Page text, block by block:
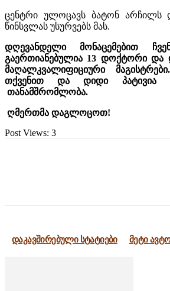
ცენტრი ულოცავს ბატონ არჩილს
წინსვლას უსურვებს მას.
დღევანდელი მონაცემებით
გაერთიანებულია 13 დოქტორი და
მაღალკვალიფიციური
თქვენით და დიდი პატივია
თანამშრომლობა.
ღმერთმა დაგლოცოთ!
Post Views: 3
დაკავშირებული სტატიები მეტი